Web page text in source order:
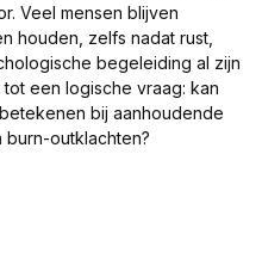
Veel mensen blijven
houden, zelfs nadat rust,
begeleiding al zijn
een logische vraag: kan
bij aanhoudende
outklachten?